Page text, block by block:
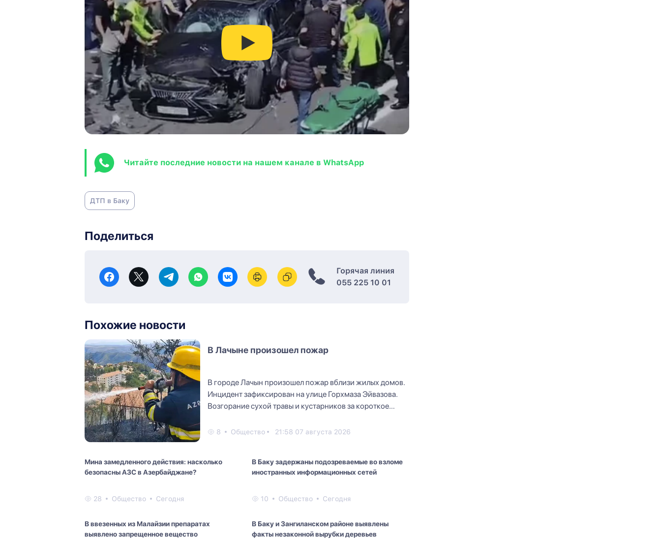
Читайте последние новости на нашем канале в WhatsApp
ДТП в Баку
Поделиться
Горячая линия
055 225 10 01
Похожие новости
В Лачыне произошел пожар
В городе Лачын произошел пожар вблизи жилых домов.
Инцидент зафиксирован на улице Горхмаза Эйвазова.
Возгорание сухой травы и кустарников за короткое
8 Общество 21:58 07 августа 2026
Мина замедленного действия: насколько
безопасны АЗС в Азербайджане?
28 Общество Сегодня
В Баку задержаны подозреваемые во взломе
иностранных информационных сетей
10 Общество Сегодня
В ввезенных из Малайзии препаратах
выявлено запрещенное вещество
В Баку и Зангиланском районе выявлены
факты незаконной вырубки деревьев